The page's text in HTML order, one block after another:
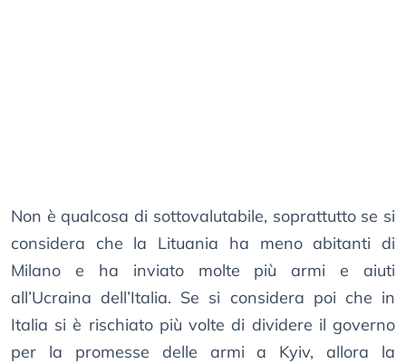
Non è qualcosa di sottovalutabile, soprattutto se si
considera che la Lituania ha meno abitanti di
Milano e ha inviato molte più armi e aiuti
all’Ucraina dell’Italia. Se si considera poi che in
Italia si è rischiato più volte di dividere il governo
per la promesse delle armi a Kyiv, allora la